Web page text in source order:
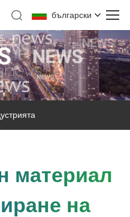
български
материал
на